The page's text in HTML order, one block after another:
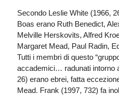
Secondo Leslie White (1966,
Boas erano Ruth Benedict,
Melville Herskovits, Alfred
Margaret Mead, Paul Radin,
Tutti i membri di questo
accademici… radunati intorno
26) erano ebrei, fatta
Mead. Frank (1997, 732) fa